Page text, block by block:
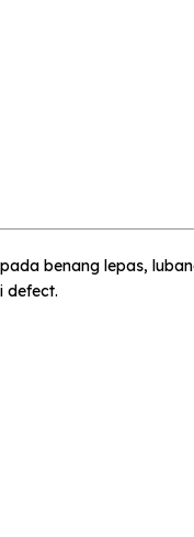
benang lepas,
defect.